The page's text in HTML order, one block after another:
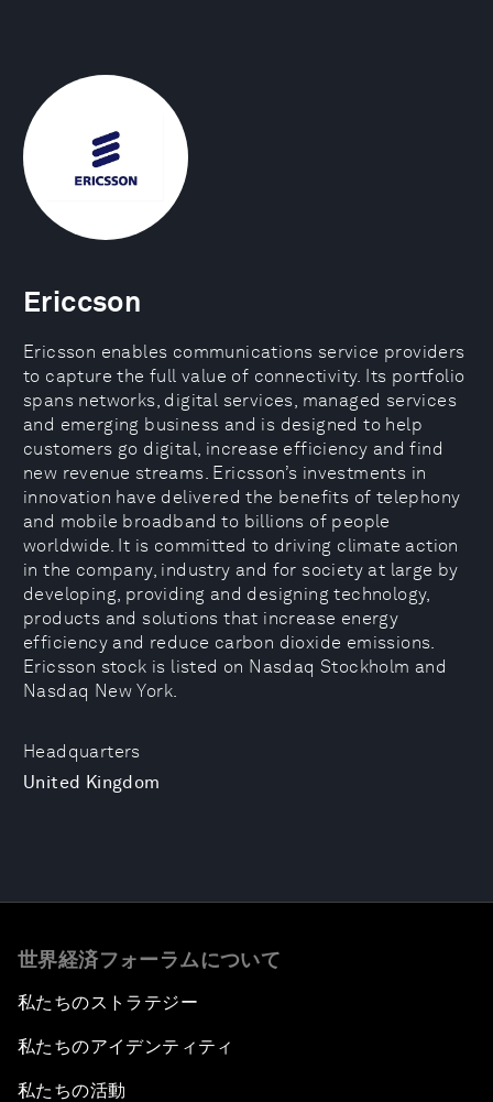
Headquarters
United Kingdom
Ericcson
Ericsson enables communications service providers
to capture the full value of connectivity. Its portfolio
spans networks, digital services, managed services
and emerging business and is designed to help
customers go digital, increase efficiency and find
new revenue streams. Ericsson’s investments in
innovation have delivered the benefits of telephony
and mobile broadband to billions of people
worldwide. It is committed to driving climate action
in the company, industry and for society at large by
developing, providing and designing technology,
products and solutions that increase energy
efficiency and reduce carbon dioxide emissions.
Ericsson stock is listed on Nasdaq Stockholm and
Nasdaq New York.
世界経済フォーラムについて
私たちのストラテジー
私たちのアイデンティティ
私たちの活動